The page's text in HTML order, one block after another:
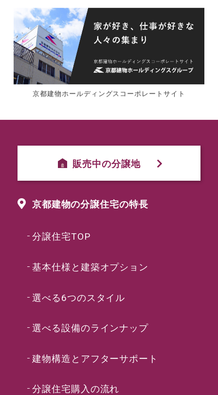
京都建物ホールディングスコーポレートサイト
販売中の分譲地
京都建物の分譲住宅の特長
分譲住宅TOP
基本仕様と建築オプション
選べる6つのスタイル
選べる設備のラインナップ
建物構造とアフターサポート
分譲住宅購入の流れ